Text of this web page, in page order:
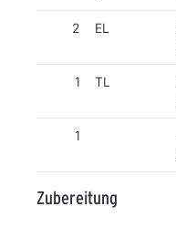
2 EL
1 TL
1
Zubereitung